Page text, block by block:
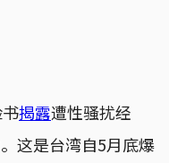
揭露遭性骚扰经
这是台湾自5月底爆